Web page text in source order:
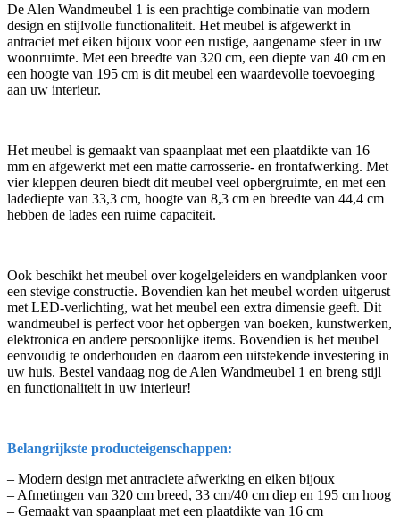
De Alen Wandmeubel 1 is een prachtige combinatie van modern
design en stijlvolle functionaliteit. Het meubel is afgewerkt in
antraciet met eiken bijoux voor een rustige, aangename sfeer in uw
woonruimte. Met een breedte van 320 cm, een diepte van 40 cm en
een hoogte van 195 cm is dit meubel een waardevolle toevoeging
aan uw interieur.
Het meubel is gemaakt van spaanplaat met een plaatdikte van 16
mm en afgewerkt met een matte carrosserie- en frontafwerking. Met
vier kleppen deuren biedt dit meubel veel opbergruimte, en met een
ladediepte van 33,3 cm, hoogte van 8,3 cm en breedte van 44,4 cm
hebben de lades een ruime capaciteit.
Ook beschikt het meubel over kogelgeleiders en wandplanken voor
een stevige constructie. Bovendien kan het meubel worden uitgerust
met LED-verlichting, wat het meubel een extra dimensie geeft. Dit
wandmeubel is perfect voor het opbergen van boeken, kunstwerken,
elektronica en andere persoonlijke items. Bovendien is het meubel
eenvoudig te onderhouden en daarom een uitstekende investering in
uw huis. Bestel vandaag nog de Alen Wandmeubel 1 en breng stijl
en functionaliteit in uw interieur!
Belangrijkste producteigenschappen:
– Modern design met antraciete afwerking en eiken bijoux
– Afmetingen van 320 cm breed, 33 cm/40 cm diep en 195 cm hoog
– Gemaakt van spaanplaat met een plaatdikte van 16 cm